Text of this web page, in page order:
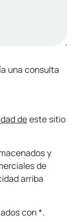
una consulta
deeste sitio
y
de
arriba
con *.